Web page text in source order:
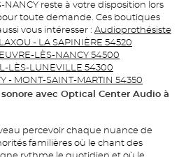
NANCY reste à votre disposition lors
toute demande. Ces boutiques
vous intéresser : Audioprothésiste
- LA SAPINIÈRE 54520
LÈS-NANCY 54500
LÈS-LUNEVILLE 54300
- MONT-SAINT-MARTIN 54350
avec Optical Center Audio à
percevoir chaque nuance de
familières où le chant des